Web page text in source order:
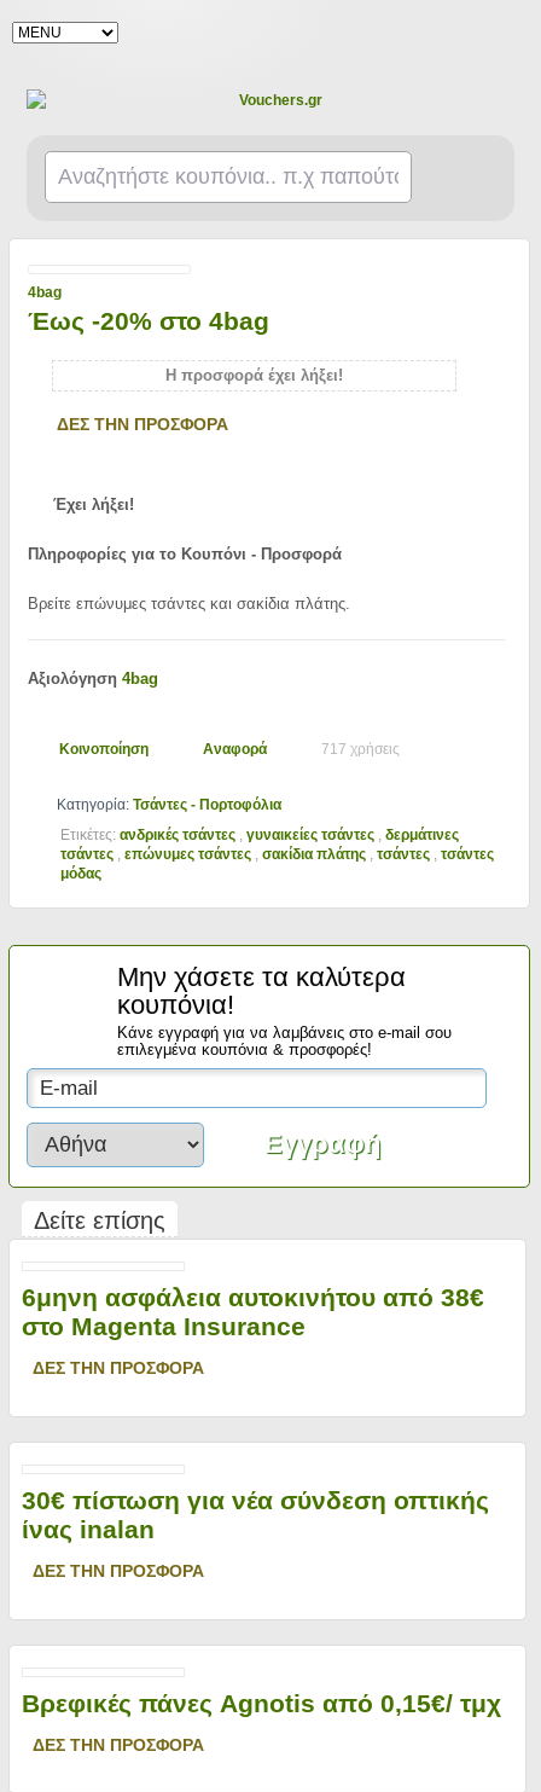
4bag
Έως -20% στο 4bag
Η προσφορά έχει λήξει!
ΔΕΣ ΤΗΝ ΠΡΟΣΦΟΡΑ
Έχει λήξει!
Πληροφορίες για το Κουπόνι - Προσφορά
Βρείτε επώνυμες τσάντες και σακίδια πλάτης.
Αξιολόγηση 4bag
Κοινοποίηση Αναφορά 717 χρήσεις
Κατηγορία: Τσάντες - Πορτοφόλια
Ετικέτες: ανδρικές τσάντες, γυναικείες τσάντες, δερμάτινες
τσάντες, επώνυμες τσάντες, σακίδια πλάτης, τσάντες, τσάντες
μόδας
Μην χάσετε τα καλύτερα
κουπόνια!
Κάνε εγγραφή για να λαμβάνεις στο e-mail σου
επιλεγμένα κουπόνια & προσφορές!
Δείτε επίσης
6μηνη ασφάλεια αυτοκινήτου από 38€
στο Magenta Insurance
ΔΕΣ ΤΗΝ ΠΡΟΣΦΟΡΑ
30€ πίστωση για νέα σύνδεση οπτικής
ίνας inalan
ΔΕΣ ΤΗΝ ΠΡΟΣΦΟΡΑ
Βρεφικές πάνες Agnotis από 0,15€/ τμχ
ΔΕΣ ΤΗΝ ΠΡΟΣΦΟΡΑ